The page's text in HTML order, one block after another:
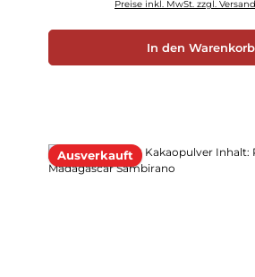
Preise inkl. MwSt. zzgl.
In den Warenkorb
Ausverkauft